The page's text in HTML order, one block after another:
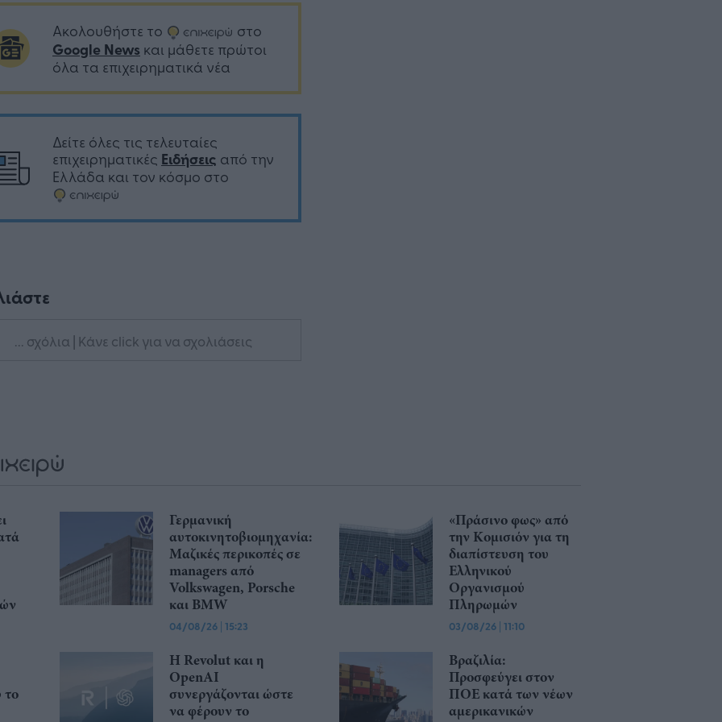
Ακολουθήστε το στο
Google News και μάθετε πρώτοι
όλα τα επιχειρηματικά νέα
Δείτε όλες τις τελευταίες
επιχειρηματικές Ειδήσεις από την
Ελλάδα και τον κόσμο στο
... σχόλια | Κάνε click για να σχολιάσεις
Γερμανική
αυτοκινητοβιομηχανία:
Μαζικές περικοπές σε
managers από
Volkswagen, Porsche
και BMW
04/08/26 | 15:23
«Πράσινο φως» από
την Κομισιόν για τη
διαπίστευση του
Ελληνικού
Οργανισμού
Πληρωμών
03/08/26 | 11:10
το
Η Revolut και η
OpenAI
συνεργάζονται ώστε
να φέρουν το
Βραζιλία:
Προσφεύγει στον
ΠΟΕ κατά των νέων
αμερικανικών